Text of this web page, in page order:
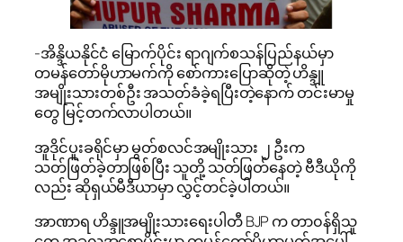
-အိန္ဒိယနိုင်ငံ မြောက်ပိုင်း ရာဂျက်စသန်ပြည်နယ်မှာ
တမန်တော်မိုဟာမက်ကို စော်ကားပြောဆိုတဲ့ ဟိန္ဒူ
အမျိုးသားတစ်ဦး အသတ်ခံခဲ့ရပြီးတဲ့နောက် တင်းမာမှု
တွေ မြင့်တက်လာပါတယ်။
အူဒိုင်ပူးခရိုင်မှာ မွတ်စလင်အမျိုးသား ၂ ဦးက
သတ်ဖြတ်ခဲ့တာဖြစ်ပြီး သူတို့ သတ်ဖြတ်နေတဲ့ ဗီဒီယိုကို
လည်း ဆိုရှယ်မီဒီယာမှာ လွှင့်တင်ခဲ့ပါတယ်။
အာဏာရ ဟိန္ဒူအမျိုးသားရေးပါတီ BJP က တာ၀န်ရှိသူ